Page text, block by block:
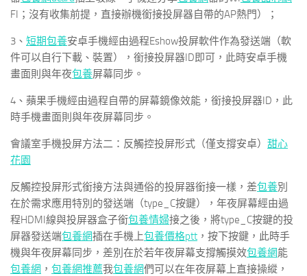
FI；沒有收集前提，直接辦機銜接投屏器自帶的AP熱門）；
3、 短期包養安卓手機經由過程Eshow投屏軟件作為發送端（軟
件可以自行下載、裝置），銜接投屏器ID即可，此時安卓手機
畫面則與年夜包養屏幕同步。
4、蘋果手機經由過程自帶的屏幕鏡像效能，銜接投屏器ID，此
時手機畫面則與年夜屏幕同步。
會議室手機投屏方法二：反觸控投屏形式（僅支撐安卓） 甜心
花園
反觸控投屏形式銜接方法與通俗的投屏器銜接一樣，差包養別
在於需求應用特別的發送端（type_C按鍵），年夜屏幕經由過
程HDMI線與投屏器盒子銜包養情婦接之後，將type_C按鍵的投
屏器發送端包養網插在手機上包養價格ptt ，按下按鍵，此時手
機與年夜屏幕同步，差別在於若年夜屏幕支撐觸摸效包養網能
包養網 ， 包養網推薦我包養網們可以在年夜屏幕上直接操縱，